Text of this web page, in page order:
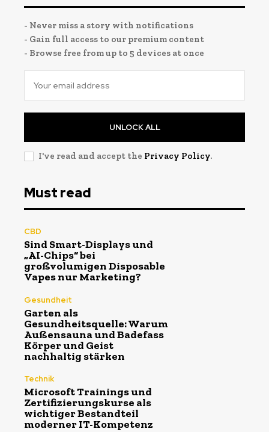
- Never miss a story with notifications
- Gain full access to our premium content
- Browse free from up to 5 devices at once
UNLOCK ALL
I've read and accept the Privacy Policy.
Must read
CBD
Sind Smart-Displays und
„AI-Chips“ bei
großvolumigen Disposable
Vapes nur Marketing?
Gesundheit
Garten als
Gesundheitsquelle: Warum
Außensauna und Badefass
Körper und Geist
nachhaltig stärken
Technik
Microsoft Trainings und
Zertifizierungskurse als
wichtiger Bestandteil
moderner IT-Kompetenz